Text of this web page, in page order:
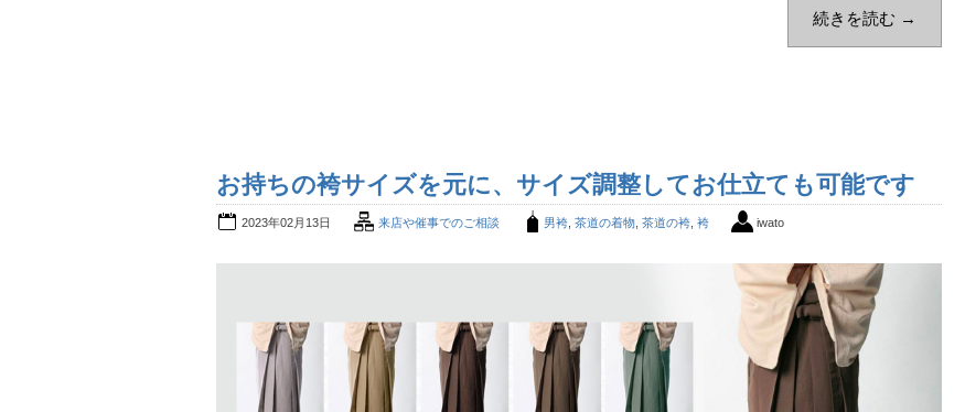
続きを読む →
お持ちの袴サイズを元に、サイズ調整してお仕立ても可能です
2023年02月13日 来店や催事でのご相談 男袴, 茶道の着物, 茶道の袴, 袴 iwato